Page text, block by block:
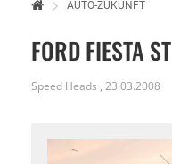
AUTO-ZUKUNFT
FORD FIESTA ST
Speed Heads , 23.03.2008